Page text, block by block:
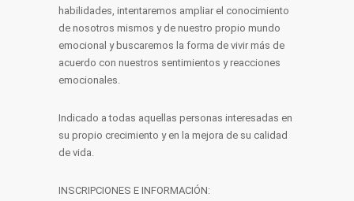
habilidades, intentaremos ampliar el conocimiento
de nosotros mismos y de nuestro propio mundo
emocional y buscaremos la forma de vivir más de
acuerdo con nuestros sentimientos y reacciones
emocionales.
Indicado a todas aquellas personas interesadas en
su propio crecimiento y en la mejora de su calidad
de vida.
INSCRIPCIONES E INFORMACIÓN: